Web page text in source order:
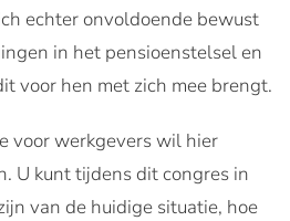
echter onvoldoende bewust
in het pensioenstelsel en
voor hen met zich mee brengt.
voor werkgevers wil hier
U kunt tijdens dit congres in
van de huidige situatie, hoe